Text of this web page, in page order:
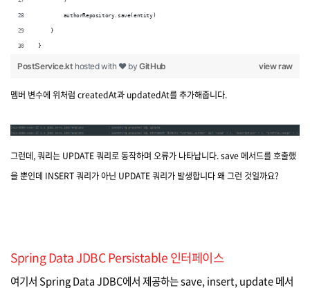
        authorRepository.save(entity)
    }
}
view raw
PostService.kt hosted with ❤ byGitHub
멤버 변수에 위처럼 createdAt과 updatedAt를 추가해줍니다.
그런데, 쿼리는 UPDATE 쿼리로 동작하며 오류가 나타납니다. save 메서드를 호출했
을 뿐인데 INSERT 쿼리가 아닌 UPDATE 쿼리가 발생합니다 왜 그런 것일까요?
Spring Data JDBC Persistable 인터페이스
여기서 Spring Data JDBC에서 제공하는 save, insert, update 메서